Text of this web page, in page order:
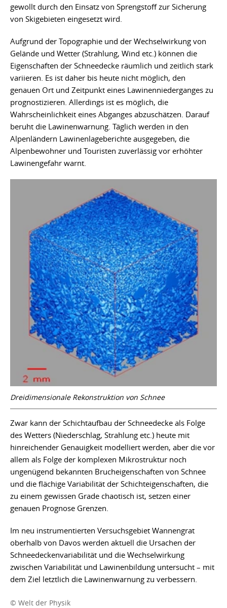
gewollt durch den Einsatz von Sprengstoff zur Sicherung
von Skigebieten eingesetzt wird.
Aufgrund der Topographie und der Wechselwirkung von
Gelände und Wetter (Strahlung, Wind etc.) können die
Eigenschaften der Schneedecke räumlich und zeitlich stark
variieren. Es ist daher bis heute nicht möglich, den
genauen Ort und Zeitpunkt eines Lawinenniederganges zu
prognostizieren. Allerdings ist es möglich, die
Wahrscheinlichkeit eines Abganges abzuschätzen. Darauf
beruht die Lawinenwarnung. Täglich werden in den
Alpenländern Lawinenlageberichte ausgegeben, die
Alpenbewohner und Touristen zuverlässig vor erhöhter
Lawinengefahr warnt.
Dreidimensionale Rekonstruktion von Schnee
Zwar kann der Schichtaufbau der Schneedecke als Folge
des Wetters (Niederschlag, Strahlung etc.) heute mit
hinreichender Genauigkeit modelliert werden, aber die vor
allem als Folge der komplexen Mikrostruktur noch
ungenügend bekannten Brucheigenschaften von Schnee
und die flächige Variabilität der Schichteigenschaften, die
zu einem gewissen Grade chaotisch ist, setzen einer
genauen Prognose Grenzen.
Im neu instrumentierten Versuchsgebiet Wannengrat
oberhalb von Davos werden aktuell die Ursachen der
Schneedeckenvariabilität und die Wechselwirkung
zwischen Variabilität und Lawinenbildung untersucht – mit
dem Ziel letztlich die Lawinenwarnung zu verbessern.
© Welt der Physik